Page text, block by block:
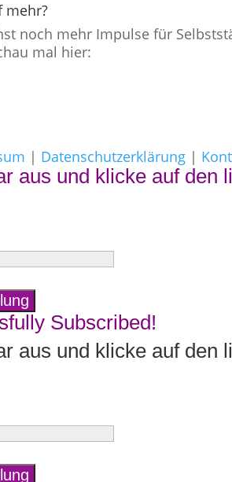
mehr?
noch mehr Impulse für
mal hier:
| Datenschutzerklärung |
aus und klicke auf den
Subscribed!
aus und klicke auf den